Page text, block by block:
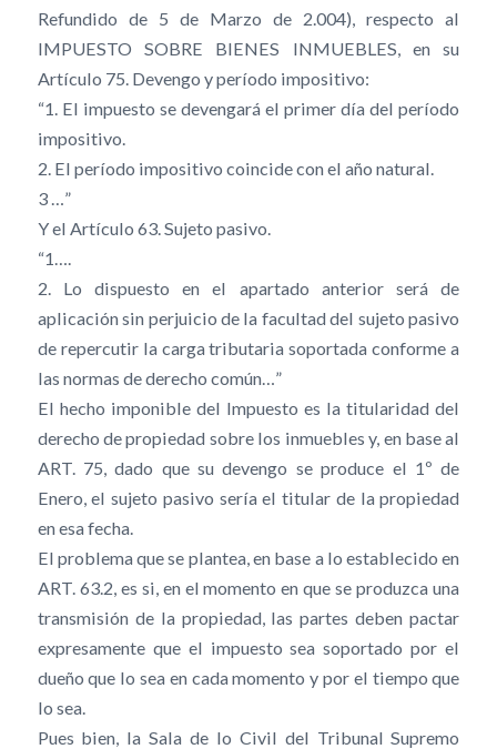
Refundido de 5 de Marzo de 2.004), respecto al
IMPUESTO SOBRE BIENES INMUEBLES, en su
Artículo 75. Devengo y período impositivo:
“1. El impuesto se devengará el primer día del período
impositivo.
2. El período impositivo coincide con el año natural.
3 …”
Y el Artículo 63. Sujeto pasivo.
“1….
2. Lo dispuesto en el apartado anterior será de
aplicación sin perjuicio de la facultad del sujeto pasivo
de repercutir la carga tributaria soportada conforme a
las normas de derecho común…”
El hecho imponible del Impuesto es la titularidad del
derecho de propiedad sobre los inmuebles y, en base al
ART. 75, dado que su devengo se produce el 1º de
Enero, el sujeto pasivo sería el titular de la propiedad
en esa fecha.
El problema que se plantea, en base a lo establecido en
ART. 63.2, es si, en el momento en que se produzca una
transmisión de la propiedad, las partes deben pactar
expresamente que el impuesto sea soportado por el
dueño que lo sea en cada momento y por el tiempo que
lo sea.
Pues bien, la Sala de lo Civil del Tribunal Supremo